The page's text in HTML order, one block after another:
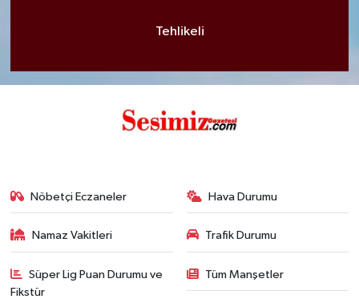
Tehlikeli
Nöbetçi Eczaneler Hava Durumu
Namaz Vakitleri Trafik Durumu
Süper Lig Puan Durumu ve
Fikstür
Tüm Manşetler